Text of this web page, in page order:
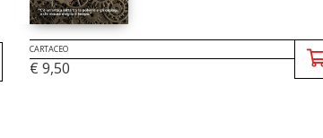
CARTACEO
€ 9,50